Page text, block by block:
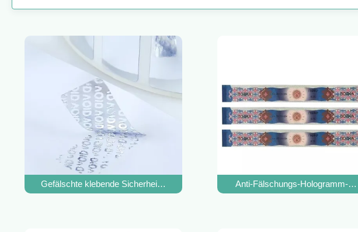
Gefälschte klebende Sicherheits-Aufkleber-Antilücken-machen Antifälschung Qr-
Anti-Fälschungs-Hologramm-